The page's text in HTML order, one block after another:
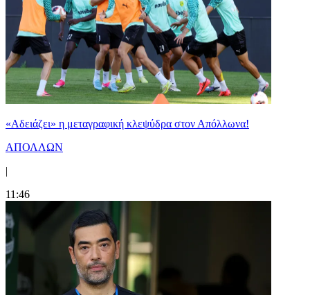
«Αδειάζει» η μεταγραφική κλεψύδρα στον Απόλλωνα!
ΑΠΟΛΛΩΝ
|
11:46